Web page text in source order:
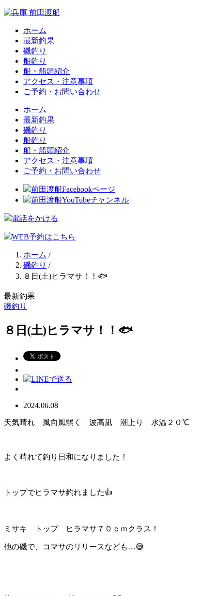
ホーム
最新釣果
磯釣り
船釣り
船・船頭紹介
アクセス・注意事項
ご予約・お問い合わせ
ホーム
最新釣果
磯釣り
船釣り
船・船頭紹介
アクセス・注意事項
ご予約・お問い合わせ
前田渡船Facebookページ
前田渡船YouTubeチャンネル
電話をかける
WEB予約はこちら
ホーム /
磯釣り /
８日(土)ヒラマサ！！🐟
最新釣果
磯釣り
８日(土)ヒラマサ！！🐟
2024.06.08
天気晴れ 風向風弱く 波高凪 潮上り 水温２０℃
よく晴れて釣り日和になりました！
トップでヒラマサ釣れました👍
ミサキ トップ ヒラマサ７０ｃｍクラス！
他の磯で、コマサのリリースなども…😅